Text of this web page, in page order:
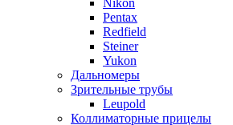
Nikon
Pentax
Redfield
Steiner
Yukon
Дальномеры
Зрительные трубы
Leupold
Коллиматорные прицелы